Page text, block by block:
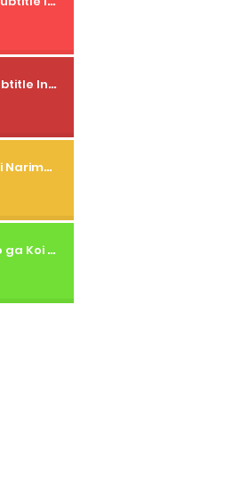
Kaede (2025) - Subtitle Indonesia
Mou Ichido Fufu ni Narimasu ka? (2026) - 01 Subtitle Indonesia
Natsuiro no Kumo ga Koi to Arashi wo Makiokosu (2026) - 01 Subtitle Indonesia